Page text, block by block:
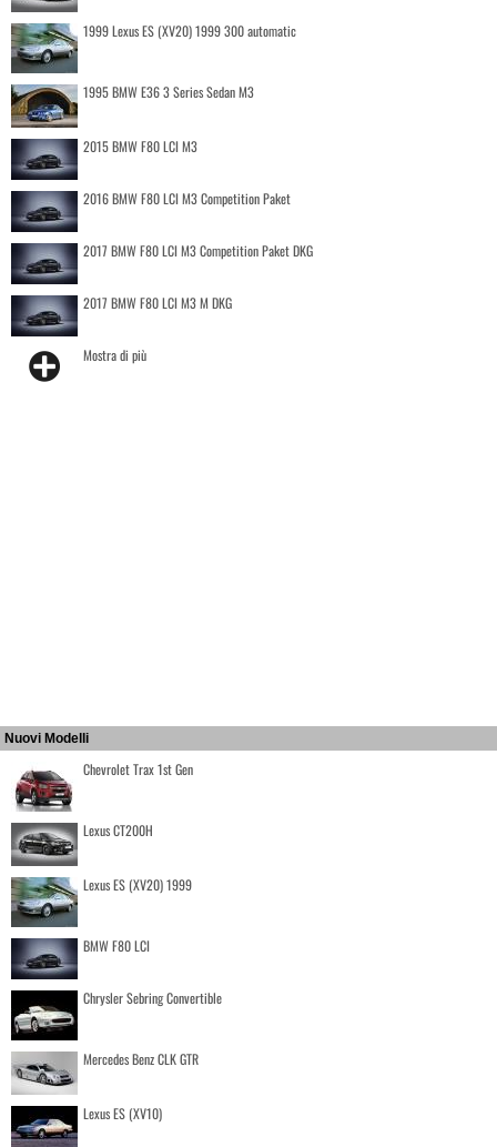
1999 Lexus ES (XV20) 1999 300 automatic
1995 BMW E36 3 Series Sedan M3
2015 BMW F80 LCI M3
2016 BMW F80 LCI M3 Competition Paket
2017 BMW F80 LCI M3 Competition Paket DKG
2017 BMW F80 LCI M3 M DKG
Mostra di più
Nuovi Modelli
Chevrolet Trax 1st Gen
Lexus CT200H
Lexus ES (XV20) 1999
BMW F80 LCI
Chrysler Sebring Convertible
Mercedes Benz CLK GTR
Lexus ES (XV10)